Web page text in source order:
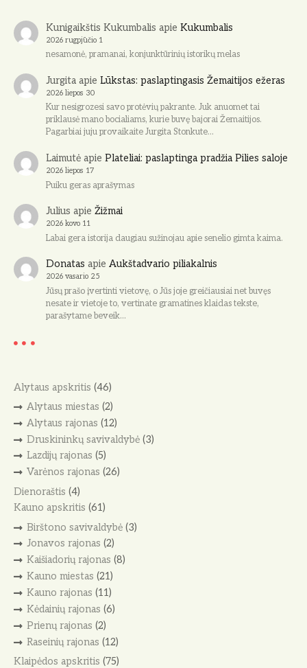
Kunigaikštis Kukumbalis apie Kukumbalis
2026 rugpjūčio 1
nesamonė, pramanai, konjunktūrinių istorikų melas
Jurgitaapie Lūkstas: paslaptingasis Žemaitijos ežeras
2026 liepos 30
Kur nesigrozesi savo protėvių pakrante. Juk anuomet tai
priklausė mano bocialiams, kurie buvę bajorai Žemaitijos.
Pagarbiai juju provaikaite Jurgita Stonkute…
Laimutėapie Plateliai: paslaptinga pradžia Pilies saloje
2026 liepos 17
Puiku geras aprašymas
Julius apie Žižmai
2026 kovo 11
Labai gera istorija daugiau sužinojau apie senelio gimta kaima.
Donatas apie Aukštadvario piliakalnis
2026 vasario 25
Jūsų prašo įvertinti vietovę, o Jūs joje greičiausiai net buvęs
nesate ir vietoje to, vertinate gramatines klaidas tekste,
parašytame beveik…
Alytaus apskritis (46)
Alytaus miestas (2)
Alytaus rajonas (12)
Druskininkų savivaldybė(3)
Lazdijų rajonas (5)
Varėnos rajonas (26)
Dienoraštis (4)
Kauno apskritis (61)
Birštono savivaldybė(3)
Jonavos rajonas (2)
Kaišiadorių rajonas (8)
Kauno miestas (21)
Kauno rajonas (11)
Kėdainių rajonas (6)
Prienų rajonas (2)
Raseinių rajonas (12)
Klaipėdos apskritis (75)